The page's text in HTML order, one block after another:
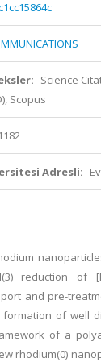
Science
Scopus
Adresli:
reduction of
and pre-
of well
of a
rhodium(0)